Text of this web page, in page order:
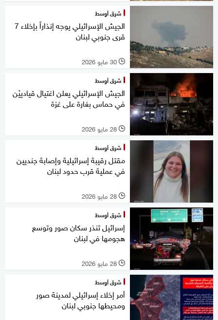
شرق أوسط
الجيش الإسرائيلي يوجه إنذاراً بإخلاء 7
قرى جنوبي لبنان
l 30 مايو 2026
شرق أوسط
الجيش الإسرائيلي يعلن اغتيال قيادييْن
في حماس بغارة على غزة
l 28 مايو 2026
شرق أوسط
مقتل رقيبة إسرائيلية وإصابة جنديين
في عملية قرب حدود لبنان
l 28 مايو 2026
شرق أوسط
إسرائيل تنذر سكان صور وتوسع
هجومها في لبنان
l 28 مايو 2026
شرق أوسط
أمر إخلاء إسرائيلي لمدينة صور
ومحيطها جنوبي لبنان